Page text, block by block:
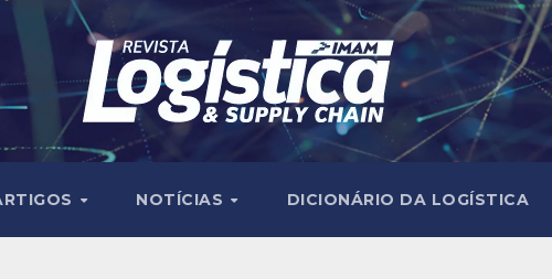
NOTÍCIAS DICIONÁRIO DA LOGÍSTICA